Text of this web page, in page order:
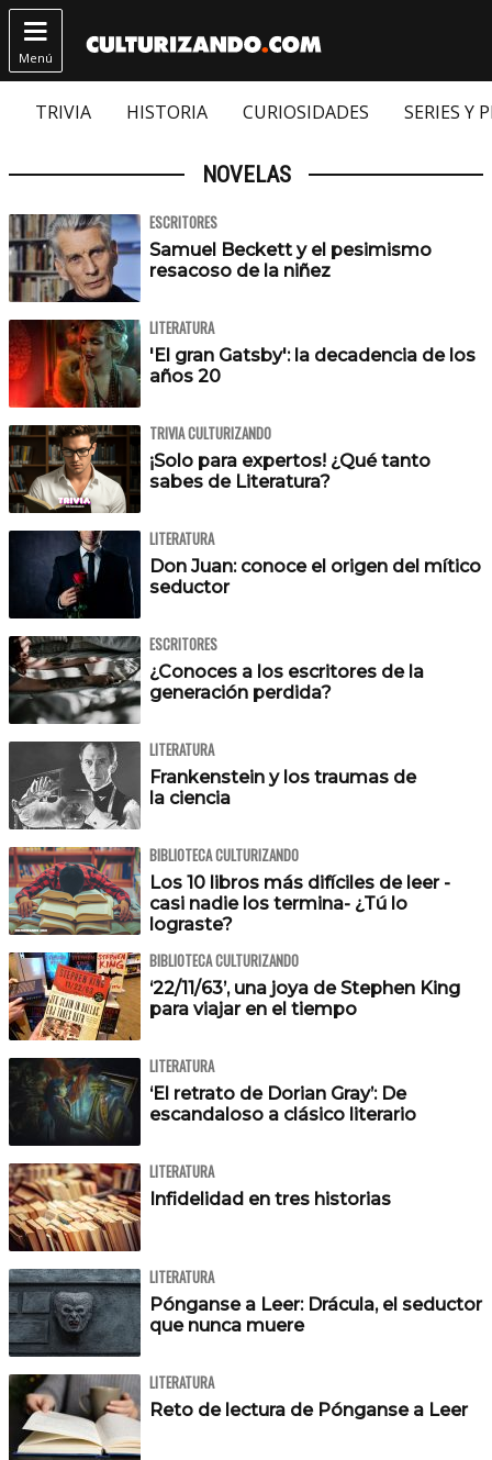

Menú
TRIVIA HISTORIA CURIOSIDADES SERIES Y
NOVELAS
ESCRITORES
Samuel Beckett y el pesimismo
resacoso de la niñez
LITERATURA
'El gran Gatsby': la decadencia de los
años 20
TRIVIA CULTURIZANDO
¡Solo para expertos! ¿Qué tanto
sabes de Literatura?
LITERATURA
Don Juan: conoce el origen del mítico
seductor
ESCRITORES
¿Conoces a los escritores de la
generación perdida?
LITERATURA
Frankenstein y los traumas de
la ciencia
BIBLIOTECA CULTURIZANDO
Los 10 libros más difíciles de leer -
casi nadie los termina- ¿Tú lo
lograste?
BIBLIOTECA CULTURIZANDO
‘22/11/63’, una joya de Stephen King
para viajar en el tiempo
LITERATURA
‘El retrato de Dorian Gray’: De
escandaloso a clásico literario
LITERATURA
Infidelidad en tres historias
LITERATURA
Pónganse a Leer: Drácula, el seductor
que nunca muere
LITERATURA
Reto de lectura de Pónganse a Leer